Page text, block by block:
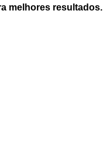
melhores resultados.